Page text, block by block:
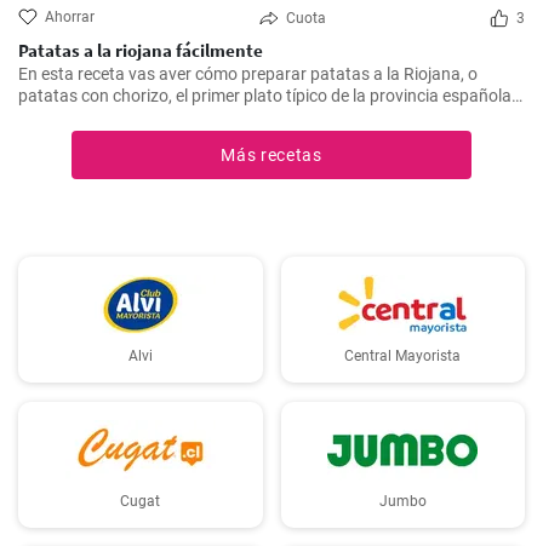
Ahorrar Cuota 3
Patatas a la riojana fácilmente
En esta receta vas aver cómo preparar patatas a la Riojana, o
patatas con chorizo, el primer plato típico de la provincia española
Más recetas
Alvi Central Mayorista
Cugat Jumbo